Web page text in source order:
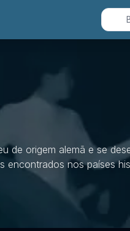
de origem alemã e se
encontrados nos países